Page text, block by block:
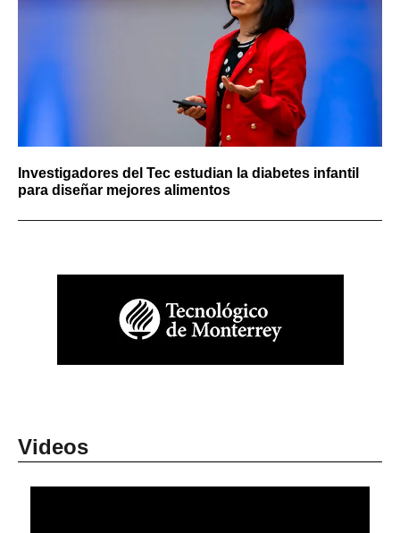
Investigadores del Tec estudian la diabetes infantil
para diseñar mejores alimentos
Videos